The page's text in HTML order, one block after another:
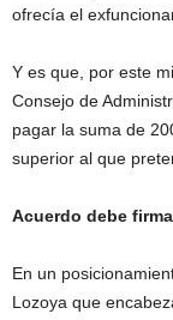
ofrecía el
Y es que, por este
Consejo de
pagar la suma de
superior al que
Acuerdo debe
En un
Lozoya que